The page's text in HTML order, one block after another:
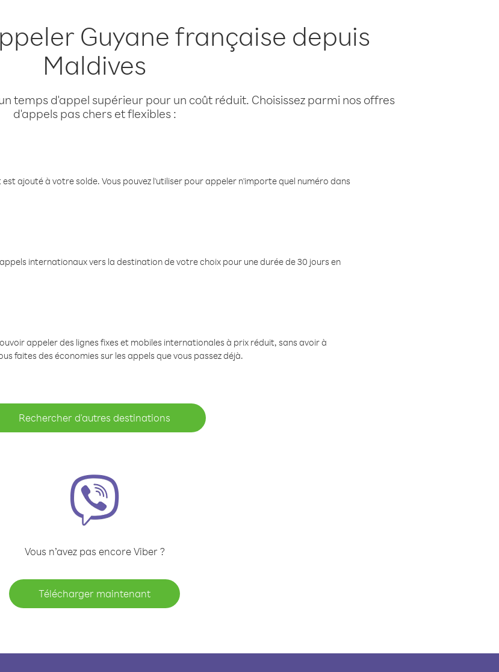
Guyane française depuis
Maldives
temps d'appel supérieur pour un coût réduit. Choisissez parmi nos offres
d'appels pas chers et flexibles :
ajouté à votre solde. Vous pouvez l'utiliser pour appeler n'importe quel numéro dans
internationaux vers la destination de votre choix pour une durée de 30 jours en
appeler des lignes fixes et mobiles internationales à prix réduit, sans avoir à
faites des économies sur les appels que vous passez déjà.
Rechercher d'autres destinations
Vous n’avez pas encore Viber ?
Télécharger maintenant